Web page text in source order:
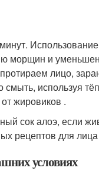
морщин и
лицо,
используя
жировиков .
сок алоэ, если
рецептов для лица
условиях